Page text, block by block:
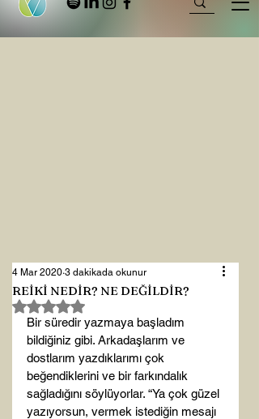
REİKİ NEDİR? NE DEĞİLDİR?
4 Mar 2020 3 dakikada okunur
5 üzerinden NaN yıldız
Bir süredir yazmaya başladım
bildiğiniz gibi. Arkadaşlarım ve
dostlarım yazdıklarımı çok
beğendiklerini ve bir farkındalık
sağladığını söylüyorlar. “Ya çok güzel
yazıyorsun, vermek istediğin mesajı